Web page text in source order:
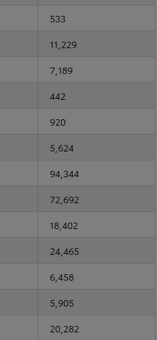
533
11,229
7,189
442
920
5,624
94,344
72,692
18,402
24,465
6,458
5,905
20,282